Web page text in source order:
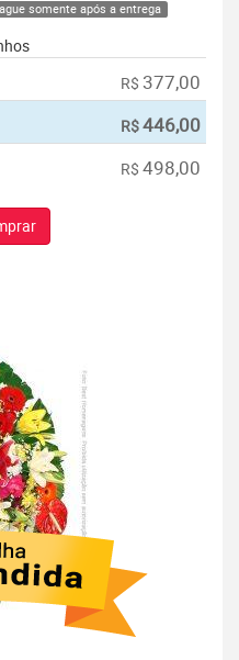
somente após a entrega
R$ 377,00
R$446,00
R$ 498,00